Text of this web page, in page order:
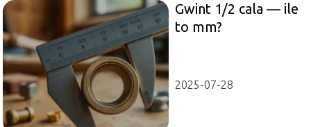
Gwint 1/2 cala — ile
to mm?
2025-07-28